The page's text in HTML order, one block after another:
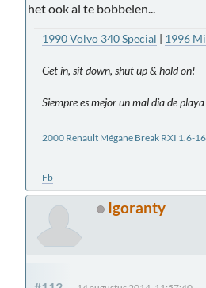
het ook al te bobbelen...
1990 Volvo 340 Special | 1996
Get in, sit down, shut up & hold on!
Siempre es mejor un mal dia de
2000 Renault Mégane Break RXI 1.6-
Fb
Igoranty